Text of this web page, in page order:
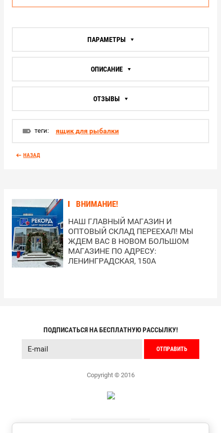
ВНИМАНИЕ!
НАШ ГЛАВНЫЙ МАГАЗИН И
ОПТОВЫЙ СКЛАД ПЕРЕЕХАЛ! МЫ
ЖДЕМ ВАС В НОВОМ БОЛЬШОМ
МАГАЗИНЕ ПО АДРЕСУ:
ЛЕНИНГРАДСКАЯ, 150А
ПАРАМЕТРЫ
ОПИСАНИЕ
ОТЗЫВЫ
теги: ящик для рыбалки
НАЗАД
ПОДПИСАТЬСЯ НА БЕСПЛАТНУЮ РАССЫЛКУ!
ОТПРАВИТЬ
Copyright © 2016